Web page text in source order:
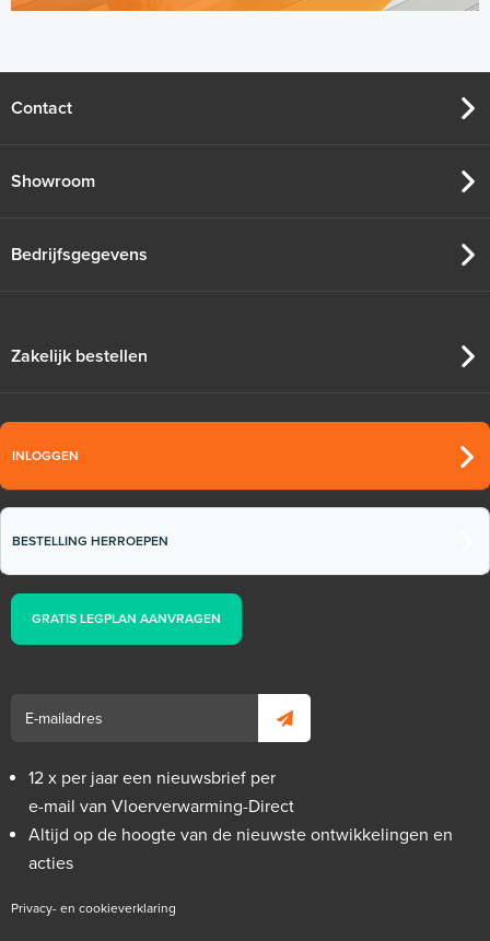
Contact
Showroom
Bedrijfsgegevens
Zakelijk bestellen
INLOGGEN
BESTELLING HERROEPEN
GRATIS LEGPLAN AANVRAGEN
12 x per jaar een nieuwsbrief per
e-mail van Vloerverwarming-Direct
Altijd op de hoogte van de nieuwste ontwikkelingen en
acties
Privacy- en cookieverklaring